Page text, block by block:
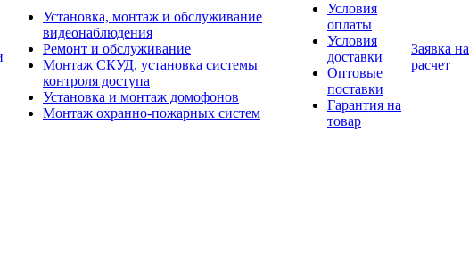
Установка, монтаж и обслуживание
видеонаблюдения
Ремонт и обслуживание
Монтаж СКУД, установка системы
контроля доступа
Установка и монтаж домофонов
Монтаж охранно-пожарных систем
Условия
оплаты
Условия
доставки
Оптовые
поставки
Гарантия на
товар
Заявка на
расчет